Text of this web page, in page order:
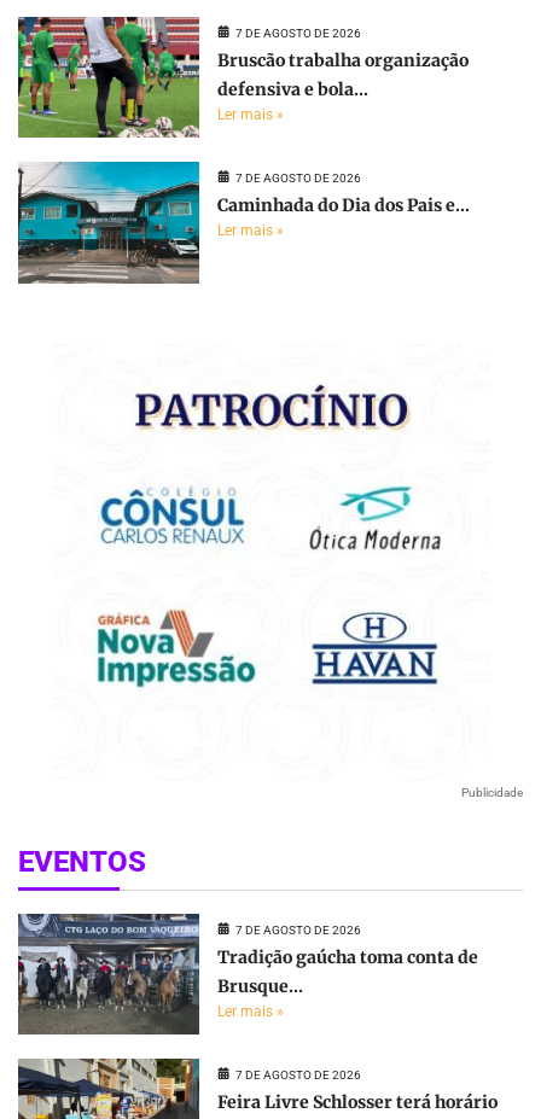
7 DE AGOSTO DE 2026
Bruscão trabalha organização
defensiva e bola...
Ler mais »
7 DE AGOSTO DE 2026
Caminhada do Dia dos Pais e...
Ler mais »
Publicidade
EVENTOS
7 DE AGOSTO DE 2026
Tradição gaúcha toma conta de
Brusque...
Ler mais »
7 DE AGOSTO DE 2026
Feira Livre Schlosser terá horário